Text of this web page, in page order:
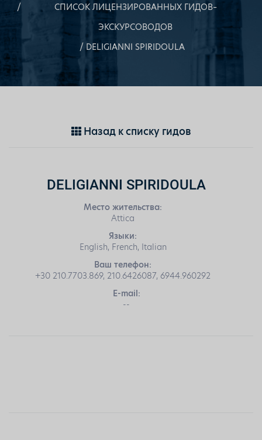
СПИСОК ЛИЦЕНЗИРОВАННЫХ ГИДОВ–
ЭКСКУРСОВОДОВ
DELIGIANNI SPIRIDOULA
Назад к списку гидов
DELIGIANNI SPIRIDOULA
Место жительства:
Attica
Языки:
English, French, Italian
Ваш телефон:
+30 210.7703.869, 210.6426087, 6944.960292
E-mail:
--